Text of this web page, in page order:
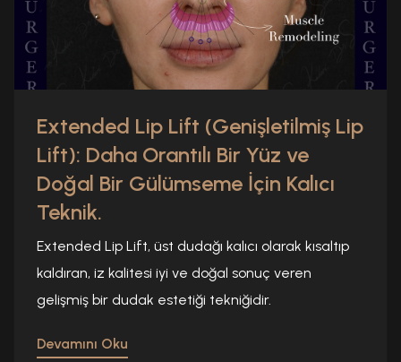
Extended Lip Lift (Genişletilmiş Lip
Lift): Daha Orantılı Bir Yüz ve
Doğal Bir Gülümseme İçin Kalıcı
Teknik.
Extended Lip Lift, üst dudağı kalıcı olarak kısaltıp
kaldıran, iz kalitesi iyi ve doğal sonuç veren
gelişmiş bir dudak estetiği tekniğidir.
Devamını Oku